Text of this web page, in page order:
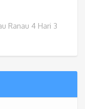
Ranau 4 Hari 3